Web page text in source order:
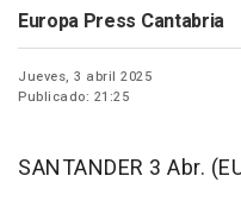
Europa Press Cantabria
Jueves, 3 abril 2025
Publicado: 21:25
SANTANDER 3 Abr.